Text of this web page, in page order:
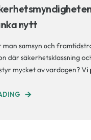
nytt
man samsyn och
där säkerhetsklassning
mycket av vardagen? Vi